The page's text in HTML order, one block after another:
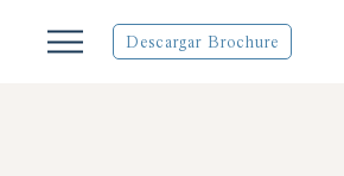
Descargar Brochure